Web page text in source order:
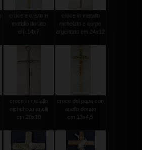
croce e cristo in
metallo dorato
cm.14x7
croce in metallo
nichelato e corpo
argentato cm.24x12
croce in metallo
nichel con anelli
cm.20x10
croce del papa con
anello dorato
cm.13x4,5